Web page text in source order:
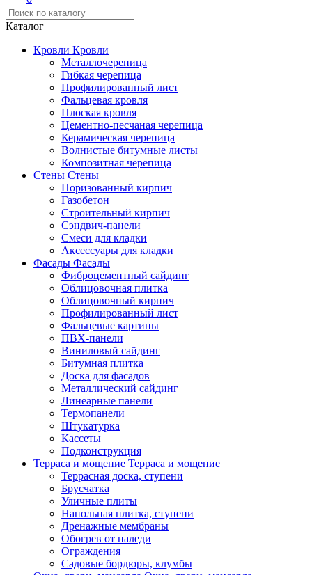
Каталог
Кровли Кровли
Металлочерепица
Гибкая черепица
Профилированный лист
Фальцевая кровля
Плоская кровля
Цементно-песчаная черепица
Керамическая черепица
Волнистые битумные листы
Композитная черепица
Стены Стены
Поризованный кирпич
Газобетон
Строительный кирпич
Сэндвич-панели
Смеси для кладки
Аксессуары для кладки
Фасады Фасады
Фиброцементный сайдинг
Облицовочная плитка
Облицовочный кирпич
Профилированный лист
Фальцевые картины
ПВХ-панели
Виниловый сайдинг
Битумная плитка
Доска для фасадов
Металлический сайдинг
Линеарные панели
Термопанели
Штукатурка
Кассеты
Подконструкция
Терраса и мощение Терраса и мощение
Террасная доска, ступени
Брусчатка
Уличные плиты
Напольная плитка, ступени
Дренажные мембраны
Обогрев от наледи
Ограждения
Садовые бордюры, клумбы